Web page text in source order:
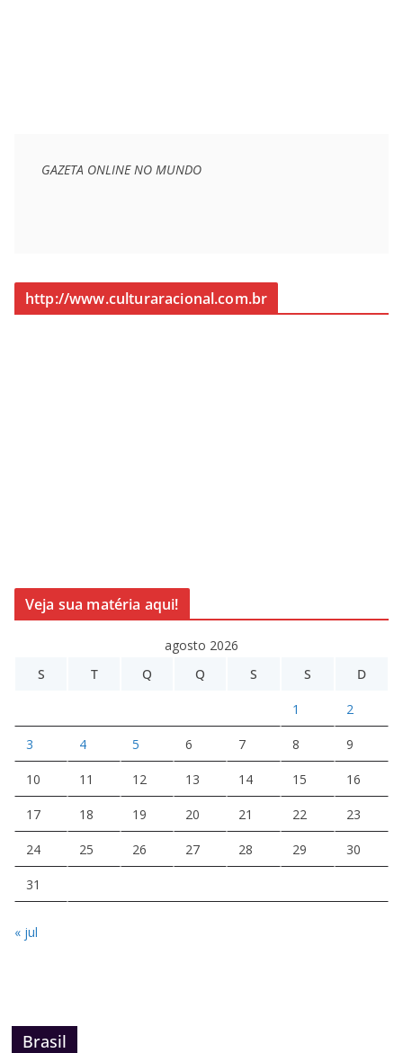
GAZETA ONLINE NO MUNDO
http://www.culturaracional.com.br
Veja sua matéria aqui!
agosto 2026
S
T Q Q S S D
1 2
3 4 5 6 7 8 9
10 11 12 13 14 15 16
17 18 19 20 21 22 23
24 25 26 27 28 29 30
31
« jul
Brasil